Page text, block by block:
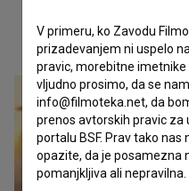
V primeru, ko Zavodu
prizadevanjem ni uspelo
pravic, morebitne imetnike
vljudno prosimo, da se
info@filmoteka.net, da
prenos avtorskih pravic za
portalu BSF. Prav tako
opazite, da je posamezna
pomanjkljiva ali nepravilna.